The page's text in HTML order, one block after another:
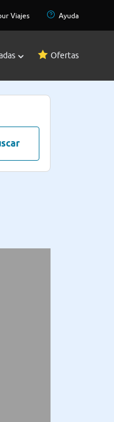
Viajes Ayuda
Ofertas